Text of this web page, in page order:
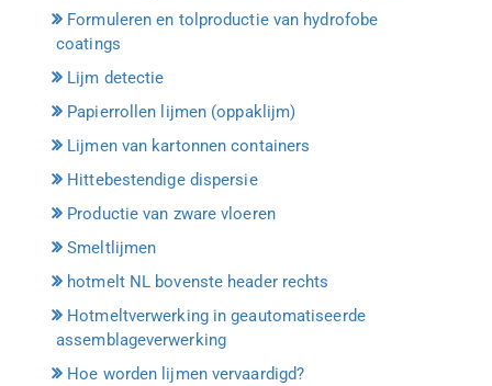
Formuleren en tolproductie van hydrofobe
coatings
Lijm detectie
Papierrollen lijmen (oppaklijm)
Lijmen van kartonnen containers
Hittebestendige dispersie
Productie van zware vloeren
Smeltlijmen
hotmelt NL bovenste header rechts
Hotmeltverwerking in geautomatiseerde
assemblageverwerking
Hoe worden lijmen vervaardigd?